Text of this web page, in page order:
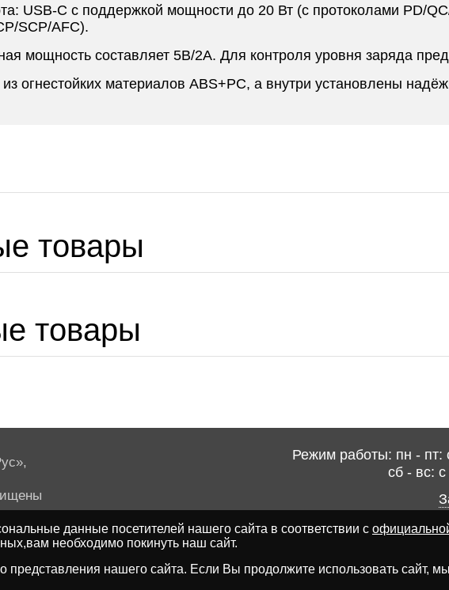
USB-C с поддержкой мощности до 20 Вт (с протоколами PD/
SCP/AFC).
мощность составляет 5В/2А. Для контроля уровня заряда
огнестойких материалов ABS+PC, а внутри установлены
товары
товары
Режим работы: пн - пт:
сб - вс:
данные посетителей нашего сайта в соответствии с
необходимо покинуть наш сайт.
нашего сайта. Если Вы продолжите использовать сайт, мы